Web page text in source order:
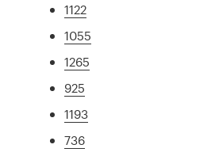
1122
1055
1265
925
1193
736